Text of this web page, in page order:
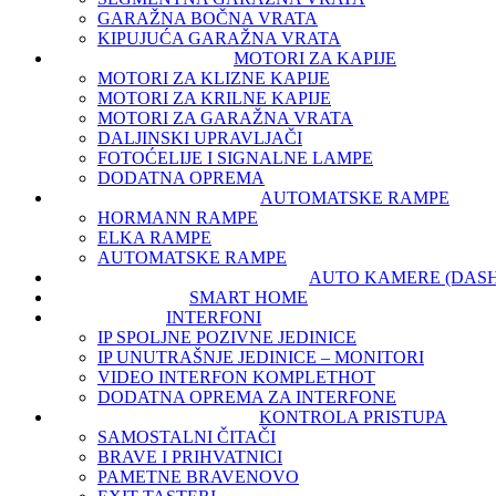
GARAŽNA BOČNA VRATA
KIPUJUĆA GARAŽNA VRATA
MOTORI ZA KAPIJE
MOTORI ZA KLIZNE KAPIJE
MOTORI ZA KRILNE KAPIJE
MOTORI ZA GARAŽNA VRATA
DALJINSKI UPRAVLJAČI
FOTOĆELIJE I SIGNALNE LAMPE
DODATNA OPREMA
AUTOMATSKE RAMPE
HORMANN RAMPE
ELKA RAMPE
AUTOMATSKE RAMPE
AUTO KAMERE
SMART HOME
INTERFONI
IP SPOLJNE POZIVNE JEDINICE
IP UNUTRAŠNJE JEDINICE – MONITORI
VIDEO INTERFON KOMPLETHOT
DODATNA OPREMA ZA INTERFONE
KONTROLA PRISTUPA
SAMOSTALNI ČITAČI
BRAVE I PRIHVATNICI
PAMETNE BRAVENOVO